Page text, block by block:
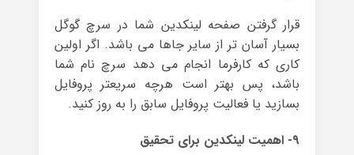
قرار گرفتن صفحه لینکدین شما در سرچ گوگل
بسیار آسان تر از سایر جاها می باشد. اگر اولین
کاری که کارفرما انجام می دهد سرچ نام شما
باشد، پس بهتر است هرچه سریعتر پروفایل
بسازید یا فعالیت پروفایل سابق را به روز کنید.
۹- اهمیت لینکدین برای تحقیق